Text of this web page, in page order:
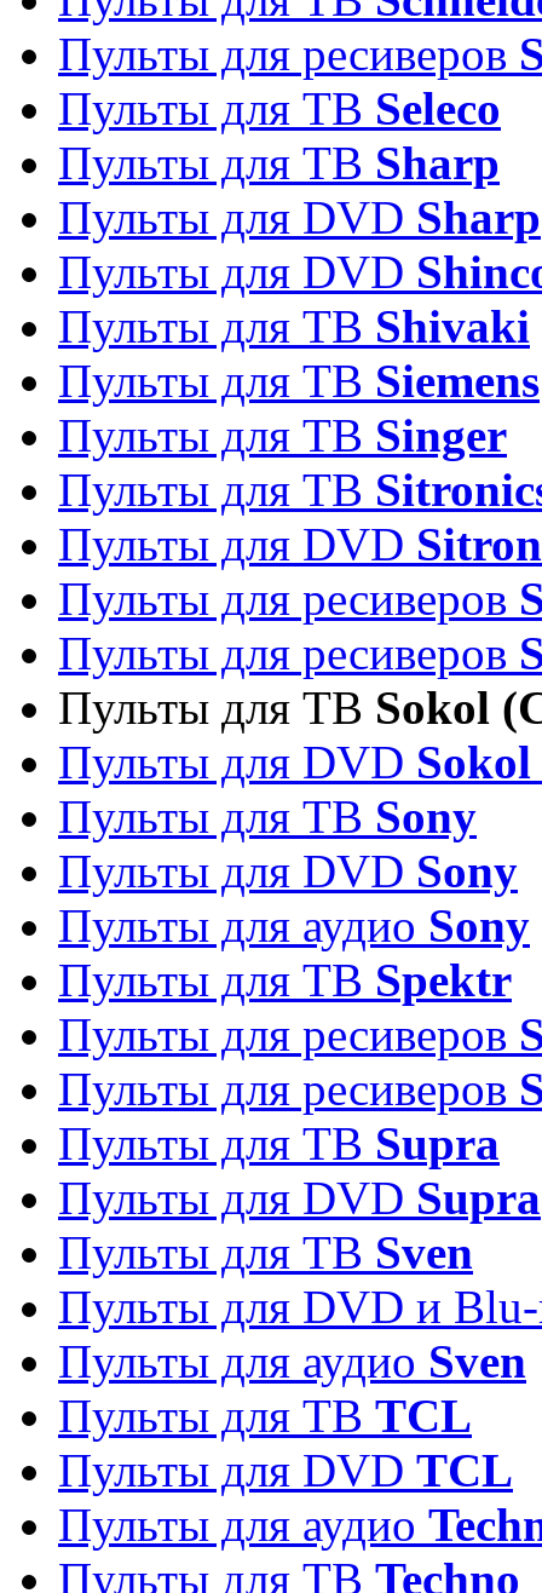
Пульты для ресиверов
Пульты для ТВ Seleco
Пульты для ТВ Sharp
Пульты для DVD Sharp
Пульты для DVD
Пульты для ТВ Shivaki
Пульты для ТВ Siemens
Пульты для ТВ Singer
Пульты для ТВ
Пульты для DVD
Пульты для ресиверов
Пульты для ресиверов
Пульты для ТВ Sokol
Пульты для DVD
Пульты для ТВ Sony
Пульты для DVD Sony
Пульты для аудио Sony
Пульты для ТВ Spektr
Пульты для ресиверов
Пульты для ресиверов
Пульты для ТВ Supra
Пульты для DVD Supra
Пульты для ТВ Sven
Пульты для DVD и
Пульты для аудио Sven
Пульты для ТВ TCL
Пульты для DVD TCL
Пульты для аудио
Пульты для ТВ Techno